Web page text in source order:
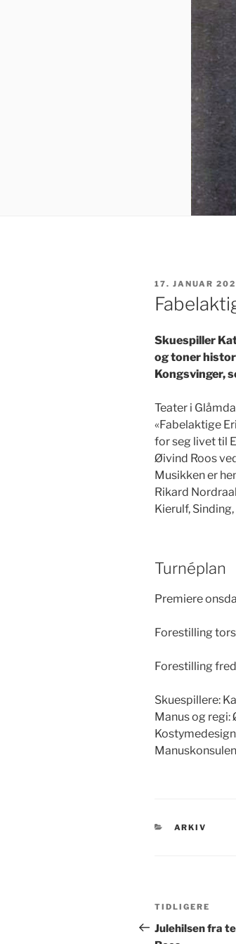
PUBLISERT
17. JANUAR
Skuespiller
og toner
Kongsvinger,
Teater i
«Fabelaktige
for seg livet til
Øivind Roos
Musikken er
Rikard
Kierulf,
Turnéplan
Premiere
Forestilling
Forestilling
Skuespillere:
Manus og regi:
KATEGORIER
ARKIV
Forrige
innlegg
TIDLIGERE
Julehilsen fra